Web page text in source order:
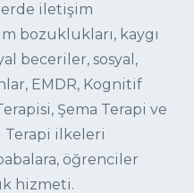
iletişim
bozuklukları, kaygı
beceriler, sosyal,
EMDR, Kognitif
Şema Terapi ve
Terapi ilkeleri
öğrenciler
hizmeti.